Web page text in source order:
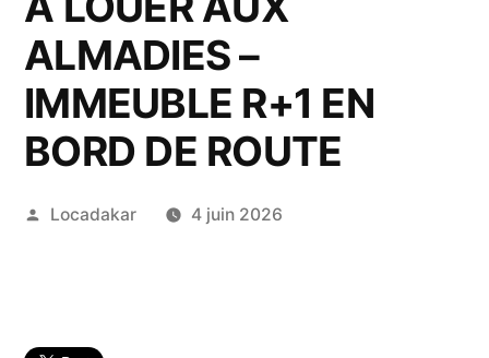
ALMADIES –
IMMEUBLE R+1 EN
BORD DE ROUTE
Publié
Locadakar 4 juin 2026